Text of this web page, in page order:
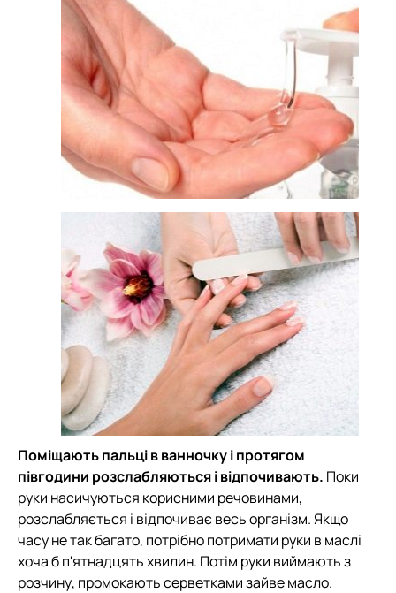
Поміщають пальці в ванночку і протягом
півгодини розслабляються і відпочивають. Поки
руки насичуються корисними речовинами,
розслабляється і відпочиває весь організм. Якщо
часу не так багато, потрібно потримати руки в маслі
хоча б п'ятнадцять хвилин. Потім руки виймають з
розчину, промокають серветками зайве масло.